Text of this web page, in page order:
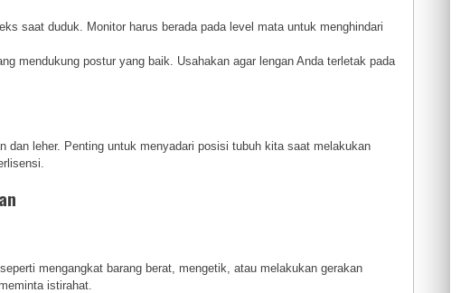
saat duduk. Monitor harus berada pada level mata untuk menghindari
mendukung postur yang baik. Usahakan agar lengan Anda terletak pada
dan leher. Penting untuk menyadari posisi tubuh kita saat melakukan
mengangkat barang berat, mengetik, atau melakukan gerakan
istirahat.